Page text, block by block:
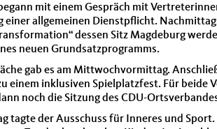
mit einem Gespräch mit
einer allgemeinen Dienstpflicht.
dessen Sitz Magdeburg
neuen Grundsatzprogramms.
gab es am Mittwochvormittag.
einem inklusiven Spielplatzfest. Für
noch die Sitzung des CDU-
tagte der Ausschuss für Inneres und